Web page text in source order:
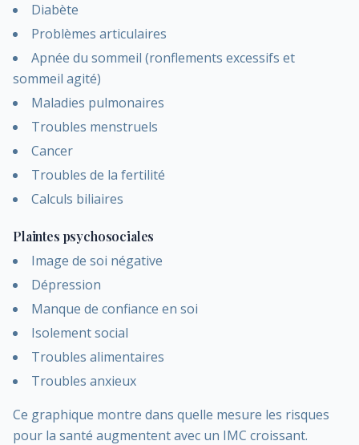
Diabète
Problèmes articulaires
Apnée du sommeil (ronflements excessifs et
sommeil agité)
Maladies pulmonaires
Troubles menstruels
Cancer
Troubles de la fertilité
Calculs biliaires
Plaintes psychosociales
Image de soi négative
Dépression
Manque de confiance en soi
Isolement social
Troubles alimentaires
Troubles anxieux
Ce graphique montre dans quelle mesure les risques
pour la santé augmentent avec un IMC croissant.